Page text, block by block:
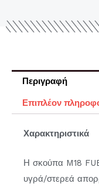
Περιγραφή
Επιπλέον
Χαρακτηριστικά
Η σκούπα M18
υγρά/στερεά